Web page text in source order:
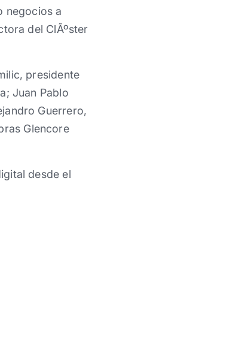
negocios a
del ClÃºster
presidente
Juan Pablo
Guerrero,
Glencore
desde el